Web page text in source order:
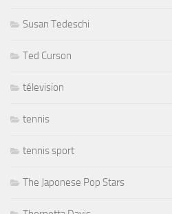
Susan Tedeschi
Ted Curson
télevision
tennis
tennis sport
The Japonese Pop Stars